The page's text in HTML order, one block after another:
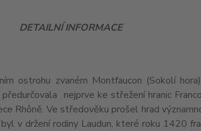
DETAILNÍ INFORMACE
ostrohu zvaném Montfaucon (Sokolí
nejprve ke střežení hranic
Rhôně. Ve středověku prošel hrad
v držení rodiny Laudun, které roku 1420